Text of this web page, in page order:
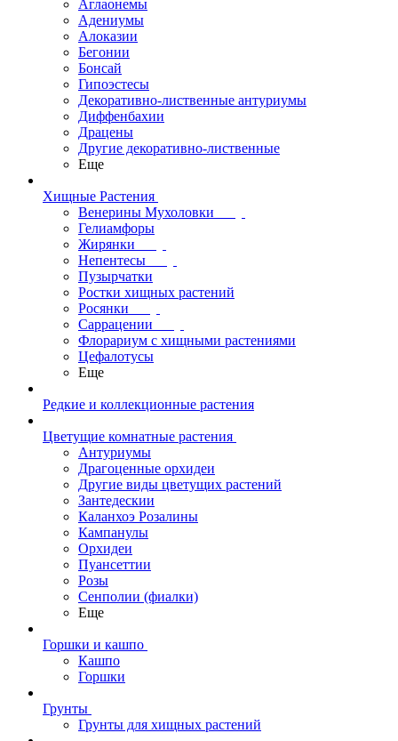
Аглаонемы
Адениумы
Алоказии
Бегонии
Бонсай
Гипоэстесы
Декоративно-лиственные антуриумы
Диффенбахии
Драцены
Другие декоративно-лиственные
Еще
Хищные Растения
Венерины Мухоловки
Гелиамфоры
Жирянки
Непентесы
Пузырчатки
Ростки хищных растений
Росянки
Саррацении
Флорариум с хищными растениями
Цефалотусы
Еще
Редкие и коллекционные растения
Цветущие комнатные растения
Антуриумы
Драгоценные орхидеи
Другие виды цветущих растений
Зантедескии
Каланхоэ Розалины
Кампанулы
Орхидеи
Пуансеттии
Розы
Сенполии (фиалки)
Еще
Горшки и кашпо
Кашпо
Горшки
Грунты
Грунты для хищных растений